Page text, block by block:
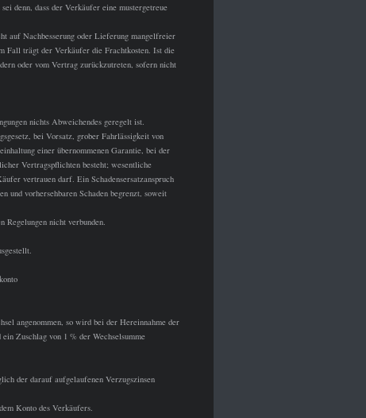
denn, dass der Verkäufer eine mustergetreue
auf Nachbesserung oder Lieferung mangelfreier
Fall trägt der Verkäufer die Frachtkosten. Ist die
oder vom Vertrag zurückzutreten, sofern nicht
nichts Abweichendes geregelt ist.
bei Vorsatz, grober Fahrlässigkeit von
einer übernommenen Garantie, bei der
Vertragspflichten besteht; wesentliche
vertrauen darf. Ein Schadensersatzanspruch
und vorhersehbaren Schaden begrenzt, soweit
Regelungen nicht verbunden.
angenommen, so wird bei der Hereinnahme der
Zuschlag von 1 % der Wechselsumme
der darauf aufgelaufenen Verzugszinsen
Konto des Verkäufers.